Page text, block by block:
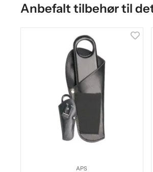
Anbefalt tilbehør til
APS